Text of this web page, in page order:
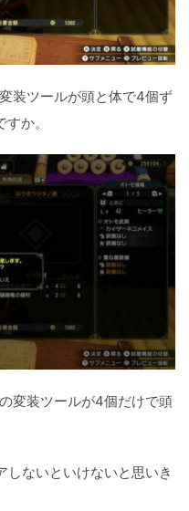
装ツールが頭と体で4個ず
か。
変装ツールが4個だけで頭
しないといけないと思いき